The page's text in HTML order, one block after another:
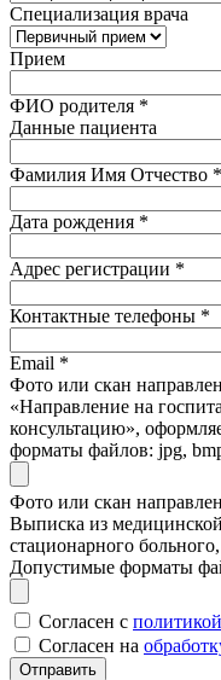
Специализация врача
Прием
ФИО родителя *
Данные пациента
Фамилия Имя Отчество *
Дата рождения *
Адрес регистрации *
Контактные телефоны *
Email *
Фото или скан
«Направление на
консультацию»,
форматы файлов: jpg,
Фото или скан
Выписка из
стационарного
Допустимые форматы
Согласен с
Согласен на